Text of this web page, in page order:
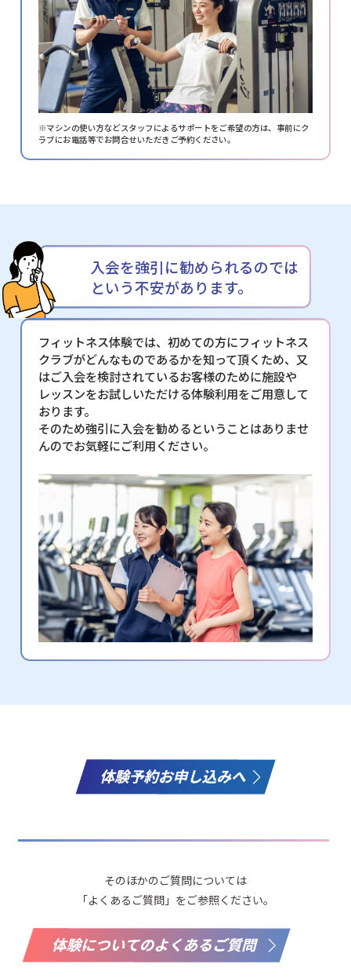
※マシンの使い方などスタッフによるサポートをご希望の方は、 事前にク
ラブにお電話等でお問合せいただきご予約ください。
入会を強引に勧められるのでは
という不安があります。
フィットネス体験では、初めての方にフィットネス
クラブがどんなものであるかを知って頂くため、又
はご入会を検討されているお客様のために施設や
レッスンをお試しいただける体験利用をご用意して
おります。
そのため強引に入会を勧めるということはありませ
んのでお気軽にご利用ください。
そのほかのご質問については
「よくあるご質問」をご参照ください。